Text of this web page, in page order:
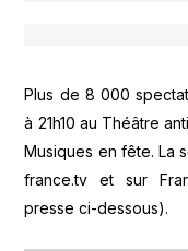
Plus de 8 000
à 21h10 au Théâtre
Musiques en fête. La
france.tv et sur
presse ci-dessous).